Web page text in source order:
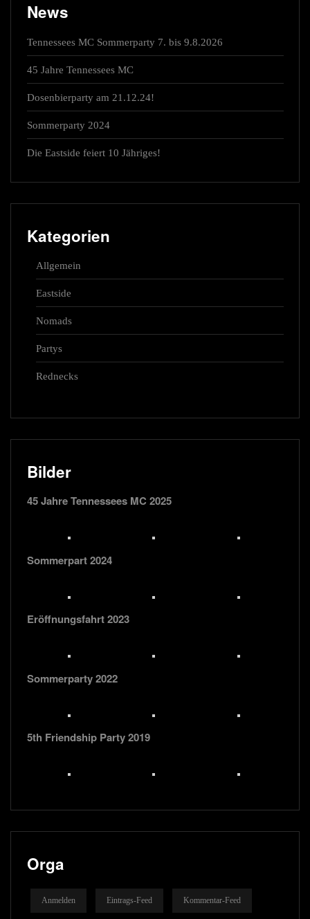
News
Tennessees MC Sommerparty 7. bis 9.8.2026
45 Jahre Tennessees MC
Dosenbierparty am 21.12.24!
Sommerparty 2024
Die Eastside feiert 10 Jähriges!
Kategorien
Allgemein
Eastside
Nomads
Partys
Rednecks
Bilder
45 Jahre Tennessees MC 2025
Sommerpart 2024
Eröffnungsfahrt 2023
Sommerparty 2022
5th Friendship Party 2019
Orga
Anmelden Eintrags-Feed Kommentar-Feed